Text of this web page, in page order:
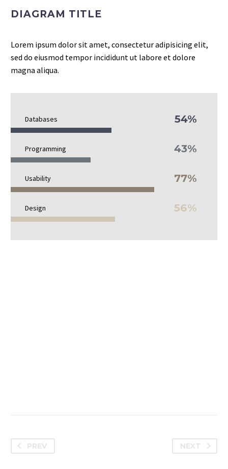
DIAGRAM TITLE
Lorem ipsum dolor sit amet, consectetur adipisicing elit,
sed do eiusmod tempor incididunt ut labore et dolore
magna aliqua.
Databases 54%
Programming 43%
Usability 77%
Design 56%
PREV NEXT